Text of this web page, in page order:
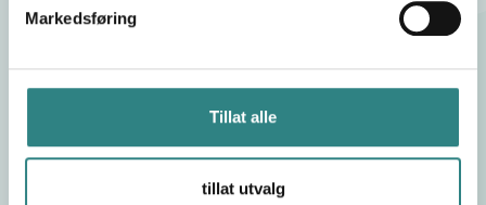
Markedsføring
Tillat alle
tillat utvalg